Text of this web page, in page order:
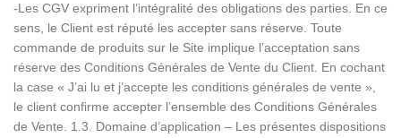
-Les CGV expriment l’intégralité des obligations des parties. En ce
sens, le Client est réputé les accepter sans réserve. Toute
commande de produits sur le Site implique l’acceptation sans
réserve des Conditions Générales de Vente du Client. En cochant
la case « J’ai lu et j’accepte les conditions générales de vente »,
le client confirme accepter l’ensemble des Conditions Générales
de Vente. 1.3. Domaine d’application – Les présentes dispositions